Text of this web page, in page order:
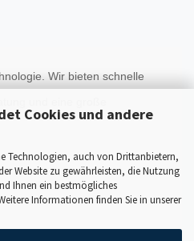
Cookies und andere
Technologien, auch von Drittanbietern,
Website zu gewährleisten, die Nutzung
Ihnen ein bestmögliches
Informationen finden Sie in unserer
Wir bieten schnelle